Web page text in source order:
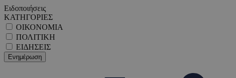
Ειδοποιήσεις
ΚΑΤΗΓΟΡΙΕΣ
ΟΙΚΟΝΟΜΙΑ
ΠΟΛΙΤΙΚΗ
ΕΙΔΗΣΕΙΣ